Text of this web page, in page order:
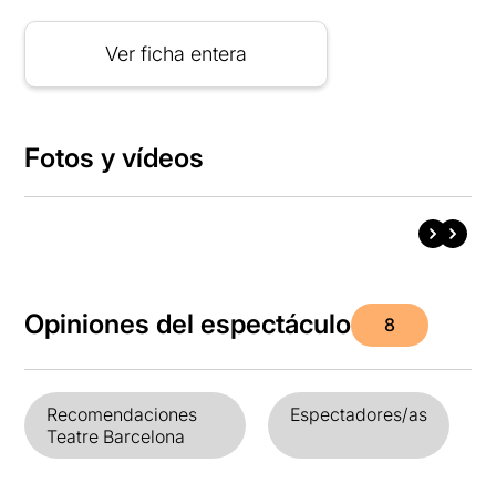
Ver ficha entera
Fotos y vídeos
Opiniones del espectáculo 8
Recomendaciones
Teatre Barcelona
Espectadores/as